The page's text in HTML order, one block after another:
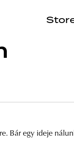
Bár egy ideje